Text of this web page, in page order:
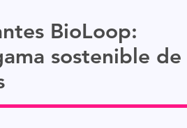
BioLoop:
sostenible